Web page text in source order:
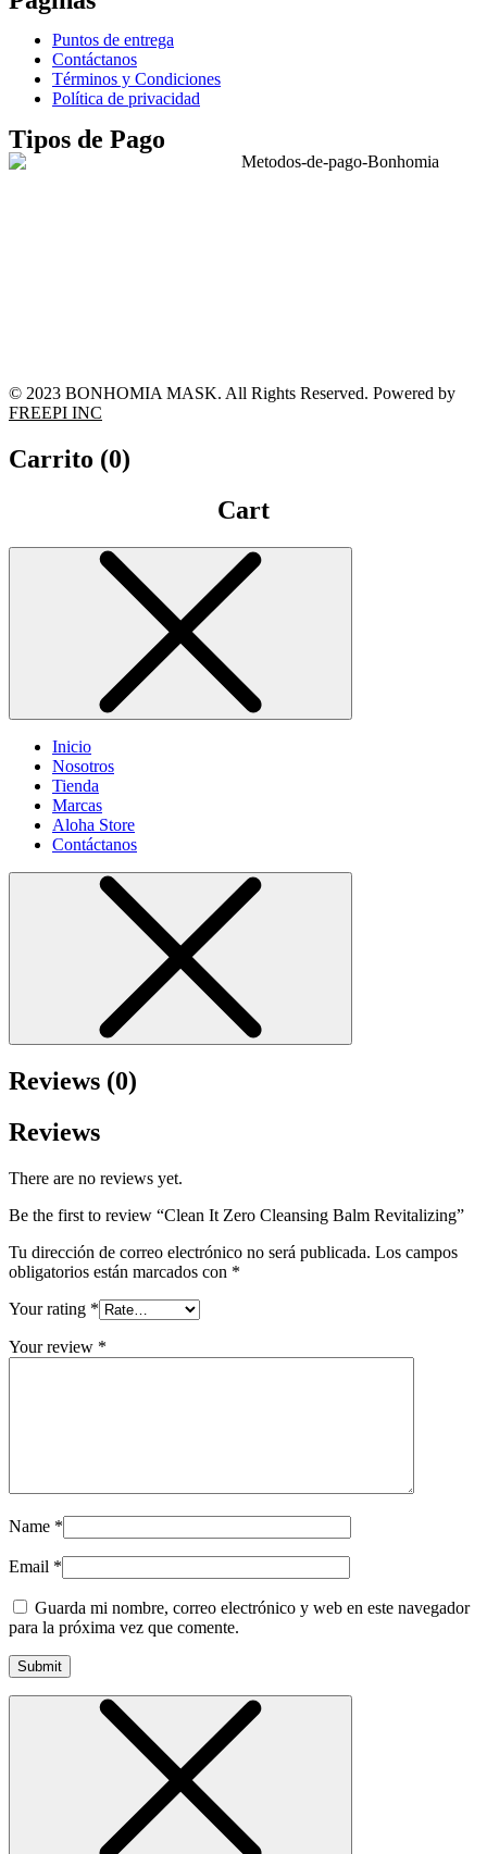
Puntos de entrega
Contáctanos
Términos y Condiciones
Política de privacidad
Tipos de Pago
© 2023 BONHOMIA MASK. All Rights Reserved. Powered by
FREEPI INC
Carrito (0)
Cart
Inicio
Nosotros
Tienda
Marcas
Aloha Store
Contáctanos
Reviews (0)
Reviews
There are no reviews yet.
Be the first to review “Clean It Zero Cleansing Balm Revitalizing”
Tu dirección de correo electrónico no será publicada. Los campos
obligatorios están marcados con *
Your rating *
Your review *
Name *
Email *
Guarda mi nombre, correo electrónico y web en este navegador
para la próxima vez que comente.